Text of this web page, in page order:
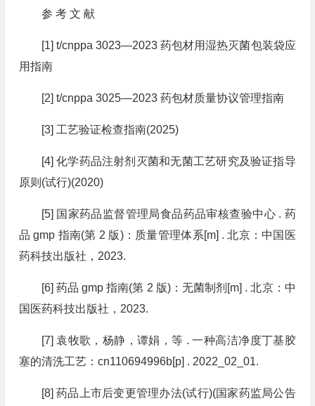
参 考 文 献
[1] t/cnppa 3023—2023 药包材用湿热灭菌包装袋应
用指南
[2] t/cnppa 3025—2023 药包材质量协议管理指南
[3] 工艺验证检查指南(2025)
[4] 化学药品注射剂灭菌和无菌工艺研究及验证指导
原则(试行)(2020)
[5] 国家药品监督管理局食品药品审核查验中心 . 药
品 gmp 指南(第 2 版)：质量管理体系[m] . 北京：中国医
药科技出版社，2023.
[6] 药品 gmp 指南(第 2 版)：无菌制剂[m] . 北京：中
国医药科技出版社，2023.
[7] 袁牧歌，杨静，谭娟，等 . 一种高洁净度丁基胶
塞的清洗工艺：cn110694996b[p] . 2022_02_01.
[8] 药品上市后变更管理办法(试行)(国家药监局公告